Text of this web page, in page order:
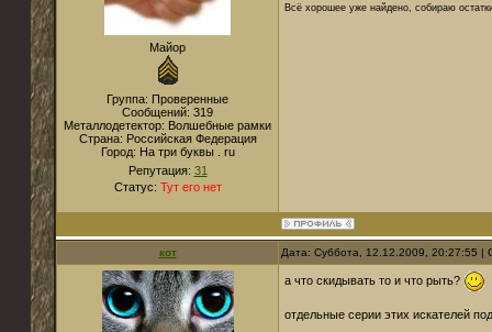
Майор
Группа: Проверенные
Сообщений: 319
Металлодетектор: Волшебные рамки
Страна: Российская Федерация
Город: На три буквы . ru
Репутация: 31
Статус: Тут его нет
Всё хорошее уже найдено, собираю
кот Дата: Суббота, 12.12.2009, 20:27:55
а что скидывать то и что рыть?
отдельные серии этих искателей